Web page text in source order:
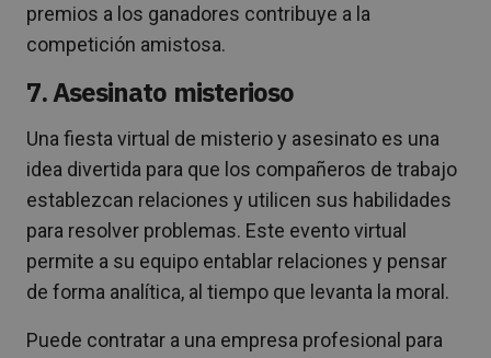
premios a los ganadores contribuye a la
competición amistosa.
7. Asesinato misterioso
Una fiesta virtual de misterio y asesinato es una
idea divertida para que los compañeros de trabajo
establezcan relaciones y utilicen sus habilidades
para resolver problemas. Este evento virtual
permite a su equipo entablar relaciones y pensar
de forma analítica, al tiempo que levanta la moral.
Puede contratar a una empresa profesional para